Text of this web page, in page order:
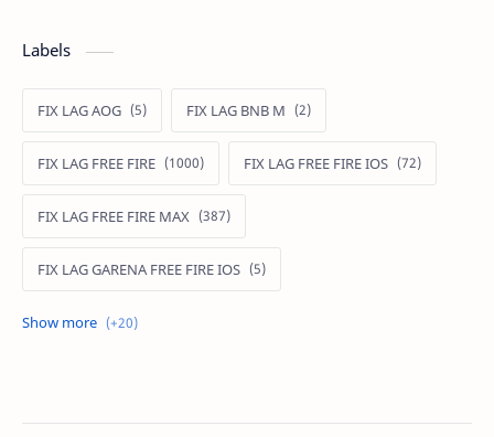
Labels
FIX LAG AOG FIX LAG BNB M
FIX LAG FREE FIRE FIX LAG FREE FIRE IOS
FIX LAG FREE FIRE MAX
FIX LAG GARENA FREE FIRE IOS
FIX LAG LIÊN QUÂN MOBILE
MOD APK FREE FIRE MOD DATA FREE FIRE